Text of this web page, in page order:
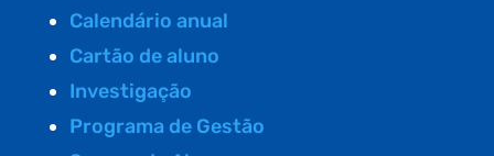
Calendário anual
Cartão de aluno
Investigação
Programa de Gestão